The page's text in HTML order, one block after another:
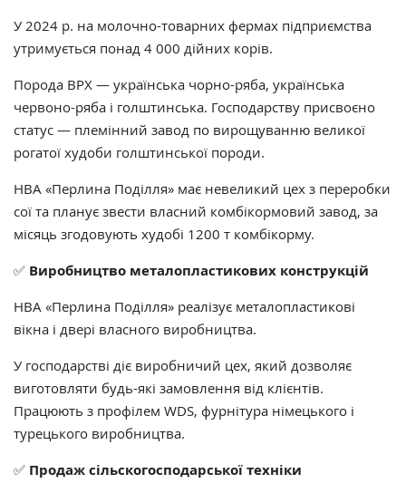
У 2024 р. на молочно-товарних фермах підприємства
утримується понад 4 000 дійних корів.
Порода ВРХ — українська чорно-ряба, українська
червоно-ряба і голштинська. Господарству присвоєно
статус — племінний завод по вирощуванню великої
рогатої худоби голштинської породи.
НВА «Перлина Поділля» має невеликий цех з переробки
сої та планує звести власний комбікормовий завод, за
місяць згодовують худобі 1200 т комбікорму.
✅ Виробництво металопластикових конструкцій
НВА «Перлина Поділля» реалізує металопластикові
вікна і двері власного виробництва.
У господарстві діє виробничий цех, який дозволяє
виготовляти будь-які замовлення від клієнтів.
Працюють з профілем WDS, фурнітура німецького і
турецького виробництва.
✅ Продаж сільскогосподарської техніки